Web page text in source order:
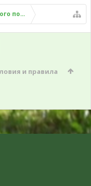
попугая
и правила